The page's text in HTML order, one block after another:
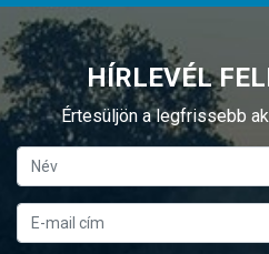
HÍRLEVÉL
Értesüljön a legfrissebb